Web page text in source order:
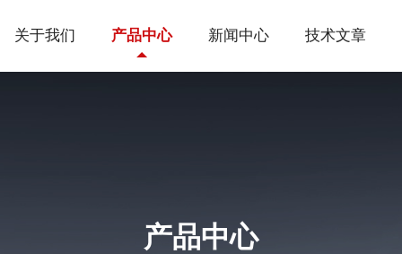
关于我们 产品中心 新闻中心 技术文章
产品中心